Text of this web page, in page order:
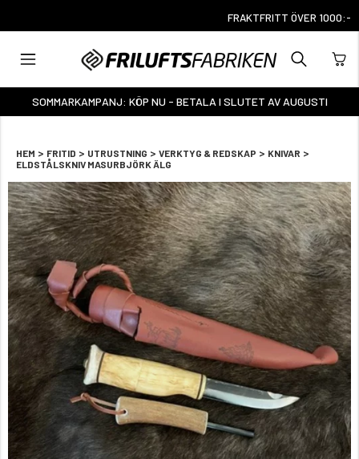
FRAKTFRITT ÖVER 1000:-
SOMMARKAMPANJ: KÖP NU - BETALA I SLUTET AV AUGUSTI
HEM > FRITID > UTRUSTNING > VERKTYG & REDSKAP > KNIVAR >
ELDSTÅLSKNIV MASURBJÖRK ÄLG